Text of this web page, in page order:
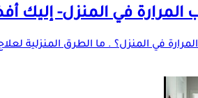
المرارة في المنزل-
في المنزل؟ . ما الطرق المنزلية